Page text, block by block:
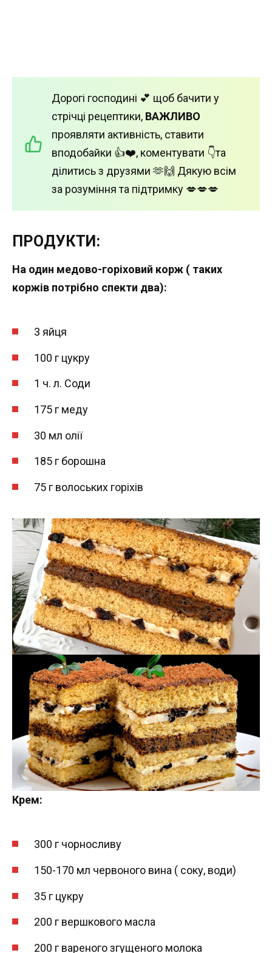
Дорогі господині 💕 щоб бачити у
стрічці рецептики, ВАЖЛИВО
проявляти активність, ставити
вподобайки 👍❤️, коментувати 👇та
ділитись з друзями 🫶🙌 Дякую всім
за розуміння та підтримку 💋💋💋
ПРОДУКТИ:
На один медово-горіховий корж ( таких
коржів потрібно спекти два):
3 яйця
100 г цукру
1 ч. л. Соди
175 г меду
30 мл олії
185 г борошна
75 г волоських горіхів
Крем:
300 г чорносливу
150-170 мл червоного вина ( соку, води)
35 г цукру
200 г вершкового масла
200 г вареного згущеного молока